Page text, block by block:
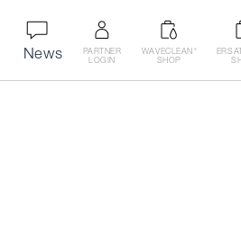
News
PARTNER
LOGIN
WAVECLEAN
SHOP